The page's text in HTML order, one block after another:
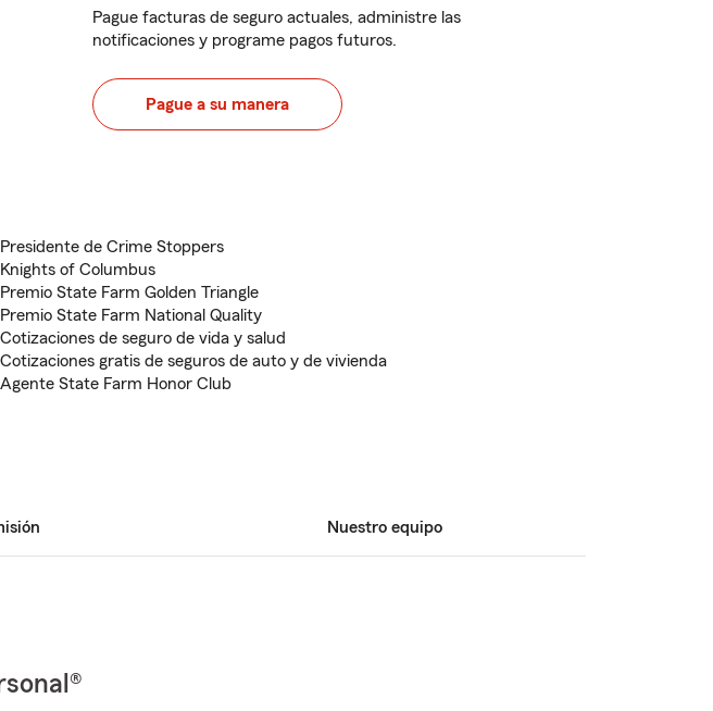
Pague facturas de seguro actuales, administre las
notificaciones y programe pagos futuros.
Pague a su manera
Presidente de Crime Stoppers
Knights of Columbus
Premio State Farm Golden Triangle
Premio State Farm National Quality
Cotizaciones de seguro de vida y salud
Cotizaciones gratis de seguros de auto y de vivienda
Agente State Farm Honor Club
Nuestro equipo